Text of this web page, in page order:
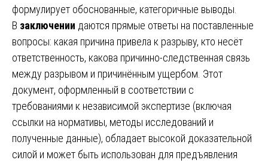
формулирует обоснованные, категоричные выводы.
В заключении даются прямые ответы на поставленные
вопросы: какая причина привела к разрыву, кто несёт
ответственность, какова причинно-следственная связь
между разрывом и причинённым ущербом. Этот
документ, оформленный в соответствии с
требованиями к независимой экспертизе (включая
ссылки на нормативы, методы исследований и
полученные данные), обладает высокой доказательной
силой и может быть использован для предъявления